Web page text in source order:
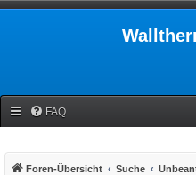
FAQ
Foren-Übersicht Suche